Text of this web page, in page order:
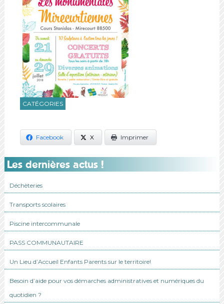
CATÉGORIES
Facebook X Imprimer
Les dernières actus !
Déchèteries
Transports scolaires
Piscine intercommunale
PASS COMMUNAUTAIRE
Un Lieu d’Accueil Enfants Parents sur le territoire!
Besoin d’aide pour vos démarches administratives et numériques du
quotidien ?